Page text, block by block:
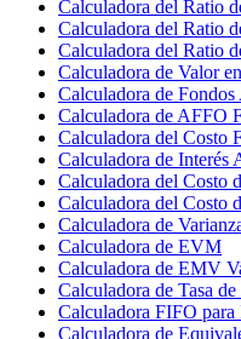
Calculadora del Ratio
Calculadora del Ratio
Calculadora del Ratio
Calculadora de Valor
Calculadora de
Calculadora de AFFO
Calculadora del Costo
Calculadora de Interés
Calculadora del Costo
Calculadora del Costo
Calculadora de
Calculadora de EVM
Calculadora de EMV
Calculadora de Tasa de
Calculadora FIFO para
Calculadora de